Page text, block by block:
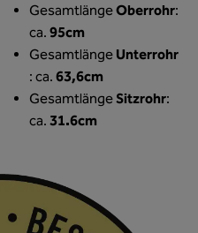
GesamtlängeOberrohr:
ca.95cm
GesamtlängeUnterrohr
: ca.63,6cm
GesamtlängeSitzrohr:
ca.31.6cm